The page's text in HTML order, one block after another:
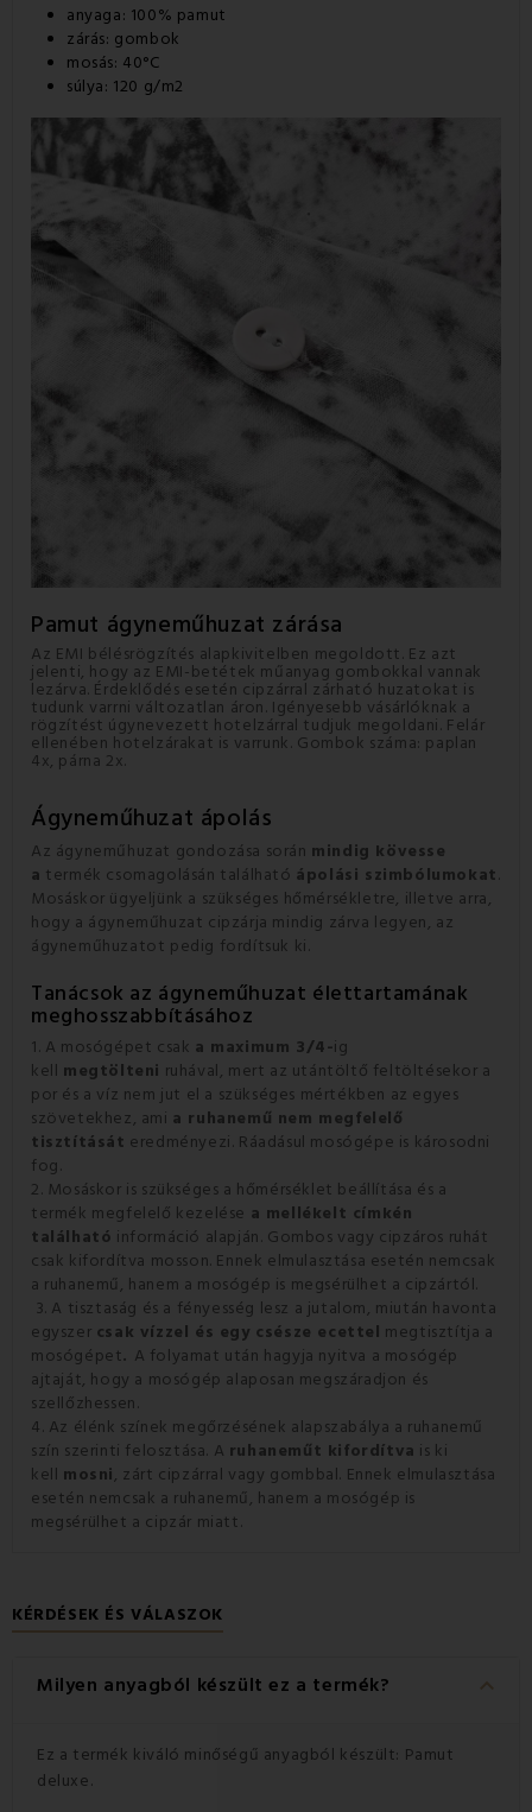
anyaga: 100% pamut
zárás: gombok
mosás: 40°C
súlya: 120 g/m2
Pamut ágyneműhuzat zárása
Az EMI bélésrögzítés alapkivitelben megoldott. Ez azt
jelenti, hogy az EMI-betétek műanyag gombokkal vannak
lezárva. Érdeklődés esetén cipzárral zárható huzatokat is
tudunk varrni változatlan áron. Igényesebb vásárlóknak a
rögzítést úgynevezett hotelzárral tudjuk megoldani. Felár
ellenében hotelzárakat is varrunk. Gombok száma: paplan
4x, párna 2x.
Ágyneműhuzat ápolás
Az ágyneműhuzat gondozása során mindig kövesse
a termék csomagolásán található ápolási szimbólumokat.
Mosáskor ügyeljünk a szükséges hőmérsékletre, illetve arra,
hogy a ágyneműhuzat cipzárja mindig zárva legyen, az
ágyneműhuzatot pedig fordítsuk ki.
Tanácsok az ágyneműhuzat élettartamának
meghosszabbításához
1. A mosógépet csak a maximum 3/4-ig
kell megtölteni ruhával, mert az utántöltő feltöltésekor a
por és a víz nem jut el a szükséges mértékben az egyes
szövetekhez, ami a ruhanemű nem megfelelő
tisztítását eredményezi. Ráadásul mosógépe is károsodni
fog.
2. Mosáskor is szükséges a hőmérséklet beállítása és a
termék megfelelő kezelése a mellékelt címkén
található információ alapján. Gombos vagy cipzáros ruhát
csak kifordítva mosson. Ennek elmulasztása esetén nemcsak
a ruhanemű, hanem a mosógép is megsérülhet a cipzártól.
3. A tisztaság és a fényesség lesz a jutalom, miután havonta
egyszer csak vízzel és egy csésze ecettel megtisztítja a
mosógépet. A folyamat után hagyja nyitva a mosógép
ajtaját, hogy a mosógép alaposan megszáradjon és
szellőzhessen.
4. Az élénk színek megőrzésének alapszabálya a ruhanemű
szín szerinti felosztása. A ruhaneműt kifordítva is ki
kell mosni, zárt cipzárral vagy gombbal. Ennek elmulasztása
esetén nemcsak a ruhanemű, hanem a mosógép is
megsérülhet a cipzár miatt.
KÉRDÉSEK ÉS VÁLASZOK
Milyen anyagból készült ez a termék? keyboard_arrow_down
Ez a termék kiváló minőségű anyagból készült: Pamut
deluxe.